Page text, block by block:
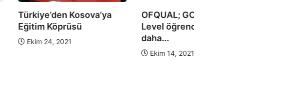
GCSE ve A-
2022’de
Kosova ile eğitim
alanındaki iş birliğimizi
güçlendiriyoruz.